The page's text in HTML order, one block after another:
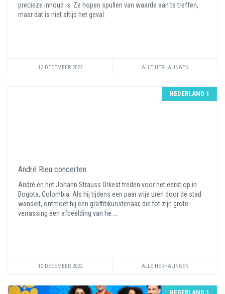
precieze inhoud is. Ze hopen spullen van waarde aan te treffen,
maar dat is niet altijd het geval.
12 DECEMBER 2022 ALLE HERHALINGEN
NEDERLAND 1
André Rieu concerten
André en het Johann Strauss Orkest treden voor het eerst op in
Bogota, Colombia. Als hij tijdens een paar vrije uren door de stad
wandelt, ontmoet hij een graffitikunstenaar, die tot zijn grote
verrassing een afbeelding van he ...
12 DECEMBER 2022 ALLE HERHALINGEN
NEDERLAND 1